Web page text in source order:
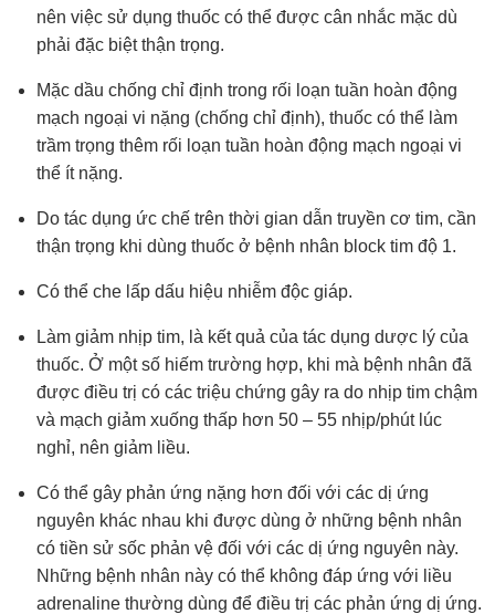
nên việc sử dụng thuốc có thể được cân nhắc mặc dù
phải đặc biệt thận trọng.
Mặc dầu chống chỉ định trong rối loạn tuần hoàn động
mạch ngoại vi nặng (chống chỉ định), thuốc có thể làm
trầm trọng thêm rối loạn tuần hoàn động mạch ngoại vi
thể ít nặng.
Do tác dụng ức chế trên thời gian dẫn truyền cơ tim, cần
thận trọng khi dùng thuốc ở bệnh nhân block tim độ 1.
Có thể che lấp dấu hiệu nhiễm độc giáp.
Làm giảm nhịp tim, là kết quả của tác dụng dược lý của
thuốc. Ở một số hiếm trường hợp, khi mà bệnh nhân đã
được điều trị có các triệu chứng gây ra do nhịp tim chậm
và mạch giảm xuống thấp hơn 50 – 55 nhịp/phút lúc
nghỉ, nên giảm liều.
Có thể gây phản ứng nặng hơn đối với các dị ứng
nguyên khác nhau khi được dùng ở những bệnh nhân
có tiền sử sốc phản vệ đối với các dị ứng nguyên này.
Những bệnh nhân này có thể không đáp ứng với liều
adrenaline thường dùng để điều trị các phản ứng dị ứng.